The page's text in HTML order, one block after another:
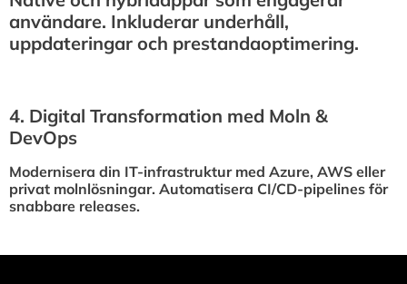
användare. Inkluderar underhåll,
uppdateringar och prestandaoptimering.
4.⁠ ⁠Digital Transformation med Moln &
DevOps
Modernisera din IT-infrastruktur med Azure, AWS eller
privat molnlösningar. Automatisera CI/CD-pipelines för
snabbare releases.